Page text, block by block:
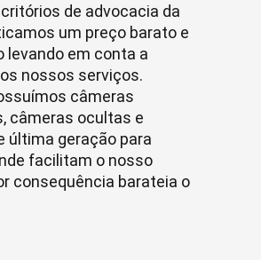
de advocacia da
um preço barato e
levando em conta a
nossos serviços.
câmeras
câmeras ocultas e
última geração para
facilitam o nosso
consequência barateia o